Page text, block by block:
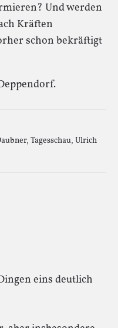
Und werden
Kräften
schon bekräftigt
, Tagesschau, Ulrich
eins deutlich